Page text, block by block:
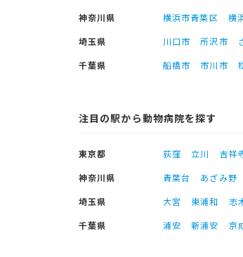
神奈川県
横浜市青葉区 横
埼玉県
川口市 所沢市
千葉県
船橋市 市川市
注目の駅から動物病院を探す
東京都 荻窪 立川 吉祥
神奈川県
青葉台 あざみ野
埼玉県
大宮 東浦和 志
千葉県
浦安 新浦安 京